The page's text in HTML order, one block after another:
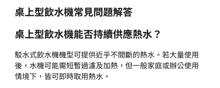
桌上型飲水機常見問題解答
桌上型飲水機能否持續供應熱水？
駁水式飲水機機型可提供近乎不間斷的熱水。若大量使用
後，水機可能需短暫過濾及加熱，但一般家庭或辦公使用
情境下，皆可即時取用熱水。